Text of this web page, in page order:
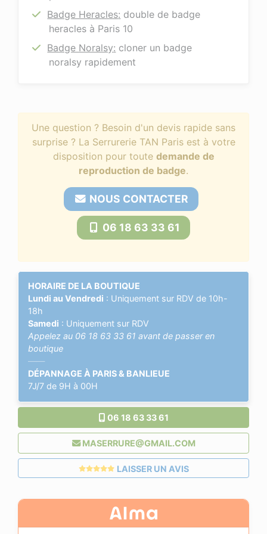
Badge Heracles: double de badge
heracles à Paris 10
Badge Noralsy: cloner un badge
noralsy rapidement
Une question ? Besoin d'un devis rapide sans
surprise ? La Serrurerie TAN Paris est à votre
disposition pour toute demande de
reproduction de badge.
NOUS CONTACTER
06 18 63 33 61
HORAIRE DE LA BOUTIQUE
Lundi au Vendredi : Uniquement sur RDV de 10h-
18h
Samedi : Uniquement sur RDV
Appelez au 06 18 63 33 61 avant de passer en
boutique
——
DÉPANNAGE À PARIS & BANLIEUE
7J/7 de 9H à 00H
06 18 63 33 61
MASERRURE@GMAIL.COM
LAISSER UN AVIS